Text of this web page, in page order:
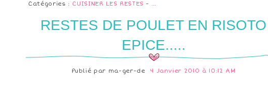
Catégories : CUISINER LES RESTES - …
RESTES DE POULET EN RISOTO
EPICE.....
Publié par ma-ger-de 4 Janvier 2010 à 10:12 AM